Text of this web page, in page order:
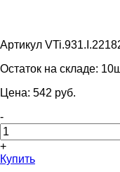
Артикул
Остаток на складе:
Цена: 542 pуб.
-
+
Купить